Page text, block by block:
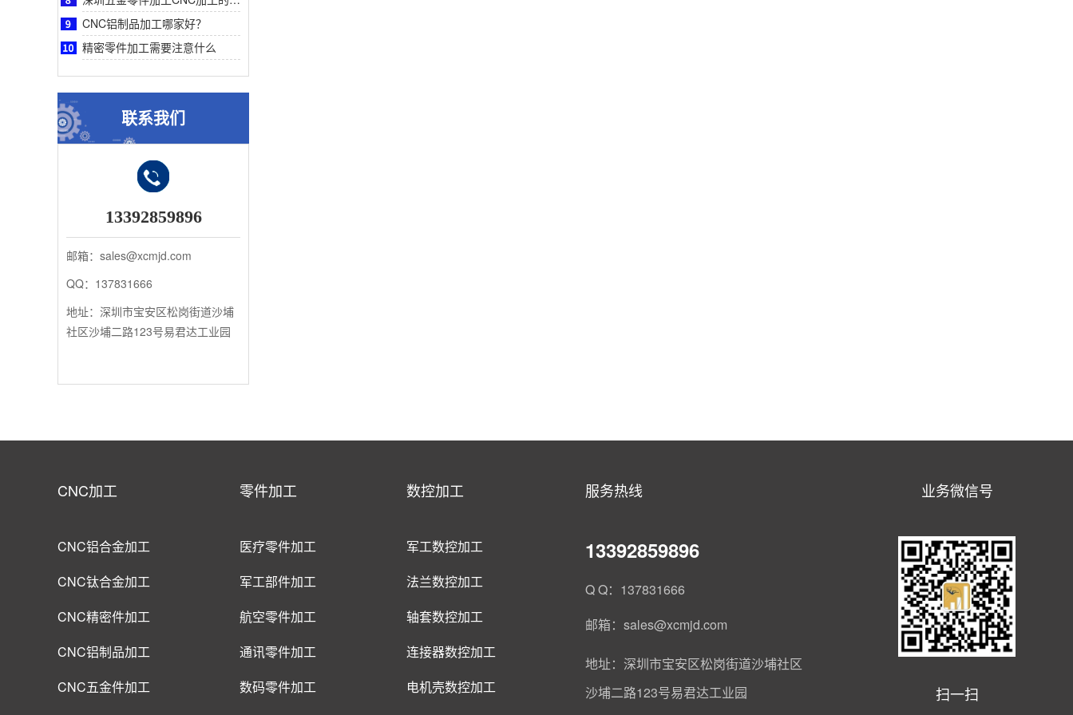
CNC铝制品加工哪家好？
精密零件加工需要注意什么
联系我们
13392859896
邮箱：sales@xcmjd.com
QQ：137831666
地址：深圳市宝安区松岗街道沙埔
社区沙埔二路123号易君达工业园
CNC加工
CNC铝合金加工
CNC钛合金加工
CNC精密件加工
CNC铝制品加工
CNC五金件加工
零件加工
医疗零件加工
军工部件加工
航空零件加工
通讯零件加工
数码零件加工
数控加工
军工数控加工
法兰数控加工
轴套数控加工
连接器数控加工
电机壳数控加工
服务热线
13392859896
Q Q：137831666
邮箱：sales@xcmjd.com
地址：深圳市宝安区松岗街道沙埔社区
沙埔二路123号易君达工业园
业务微信号
扫一扫